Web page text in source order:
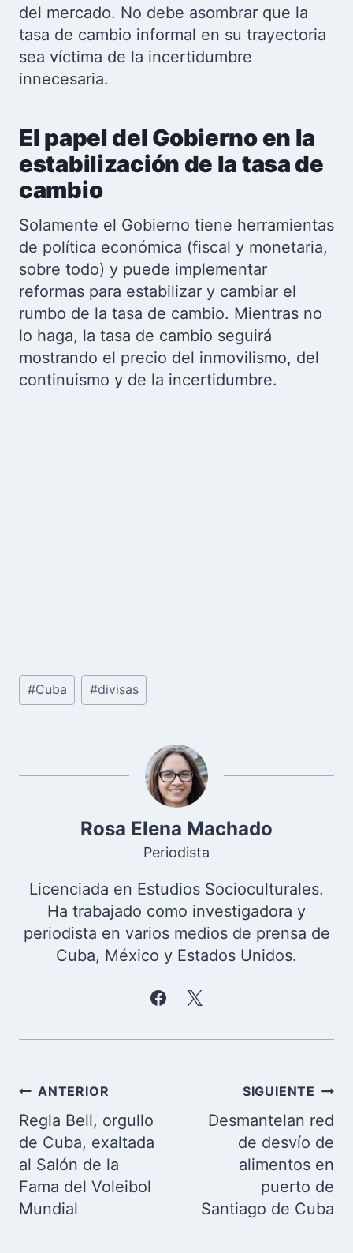
del mercado. No debe asombrar que la
tasa de cambio informal en su trayectoria
sea víctima de la incertidumbre
innecesaria.
El papel del Gobierno en la
estabilización de la tasa de
cambio
Solamente el Gobierno tiene herramientas
de política económica (fiscal y monetaria,
sobre todo) y puede implementar
reformas para estabilizar y cambiar el
rumbo de la tasa de cambio. Mientras no
lo haga, la tasa de cambio seguirá
mostrando el precio del inmovilismo, del
continuismo y de la incertidumbre.
Etiquetas
de
#Cuba #divisas
Rosa Elena Machado
Periodista
Licenciada en Estudios Socioculturales.
Ha trabajado como investigadora y
periodista en varios medios de prensa de
Cuba, México y Estados Unidos.
Navegación
de
entradas
ANTERIOR
Regla Bell, orgullo
de Cuba, exaltada
al Salón de la
Fama del Voleibol
Mundial
SIGUIENTE
Desmantelan red
de desvío de
alimentos en
puerto de
Santiago de Cuba